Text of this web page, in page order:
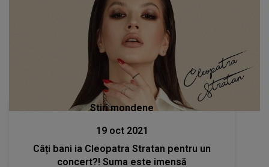
Stiri mondene
19 oct 2021
Câți bani ia Cleopatra Stratan pentru un
concert?! Suma este imensă